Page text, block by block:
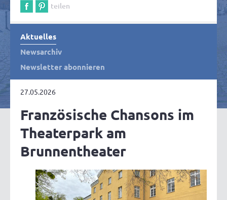
teilen
Aktuelles
Newsarchiv
Newsletter abonnieren
27.05.2026
Französische Chansons im
Theaterpark am
Brunnentheater